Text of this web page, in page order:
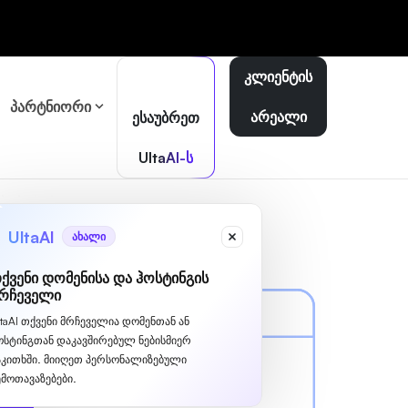
პარტნიორი
ესაუბრეთ
UltaAI-ს
UltaAI ახალი
დომენისა და ჰოსტინგის
თქვენი მრჩეველია დომენთან ან
დაკავშირებულ ნებისმიერ
მიიღეთ პერსონალიზებული
კლიენტის
არეალი